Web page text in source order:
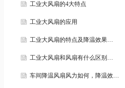
工业大风扇的4大特点
工业大风扇的应用
工业大风扇的特点及降温效果…
工业大风扇和风扇有什么区别…
车间降温风扇风力如何，降温效…